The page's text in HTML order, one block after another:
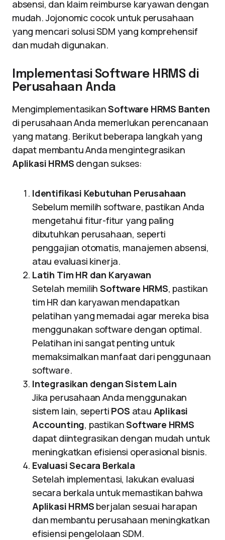
absensi, dan klaim reimburse karyawan dengan
mudah. Jojonomic cocok untuk perusahaan
yang mencari solusi SDM yang komprehensif
dan mudah digunakan.
Implementasi Software HRMS di
Perusahaan Anda
MengimplementasikanSoftware HRMS Banten
di perusahaan Anda memerlukan perencanaan
yang matang. Berikut beberapa langkah yang
dapat membantu Anda mengintegrasikan
Aplikasi HRMS dengan sukses:
Identifikasi Kebutuhan Perusahaan
Sebelum memilih software, pastikan Anda
mengetahui fitur-fitur yang paling
dibutuhkan perusahaan, seperti
penggajian otomatis, manajemen absensi,
atau evaluasi kinerja.
Latih Tim HR dan Karyawan
Setelah memilihSoftware HRMS, pastikan
tim HR dan karyawan mendapatkan
pelatihan yang memadai agar mereka bisa
menggunakan software dengan optimal.
Pelatihan ini sangat penting untuk
memaksimalkan manfaat dari penggunaan
software.
Integrasikan dengan Sistem Lain
Jika perusahaan Anda menggunakan
sistem lain, seperti POS atau Aplikasi
Accounting, pastikanSoftware HRMS
dapat diintegrasikan dengan mudah untuk
meningkatkan efisiensi operasional bisnis.
Evaluasi Secara Berkala
Setelah implementasi, lakukan evaluasi
secara berkala untuk memastikan bahwa
Aplikasi HRMS berjalan sesuai harapan
dan membantu perusahaan meningkatkan
efisiensi pengelolaan SDM.